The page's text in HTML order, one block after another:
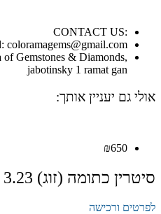
:CONTACT US
coloramagems@gmail.com
Gemstones & Diamonds,
jabotinsky 1 ramat gan
אולי גם יעניין אותך:
₪650
סיטרין כתומה (זוג) 3.23 קראט
לפרטים ורכישה